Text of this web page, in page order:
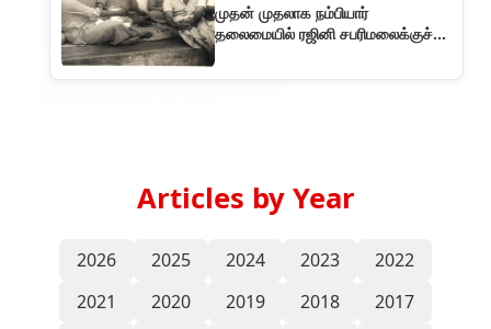
முதன் முதலாக நம்பியார்
தலைமையில் ரஜினி சபரிமலைக்குச்
Articles by Year
2026 2025 2024 2023
2022
2021
2020 2019 2018
2017